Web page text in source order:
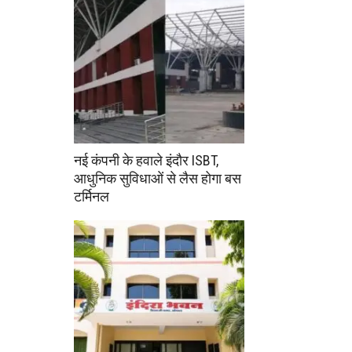
नई कंपनी के हवाले इंदौर ISBT,
आधुनिक सुविधाओं से लैस होगा बस
टर्मिनल